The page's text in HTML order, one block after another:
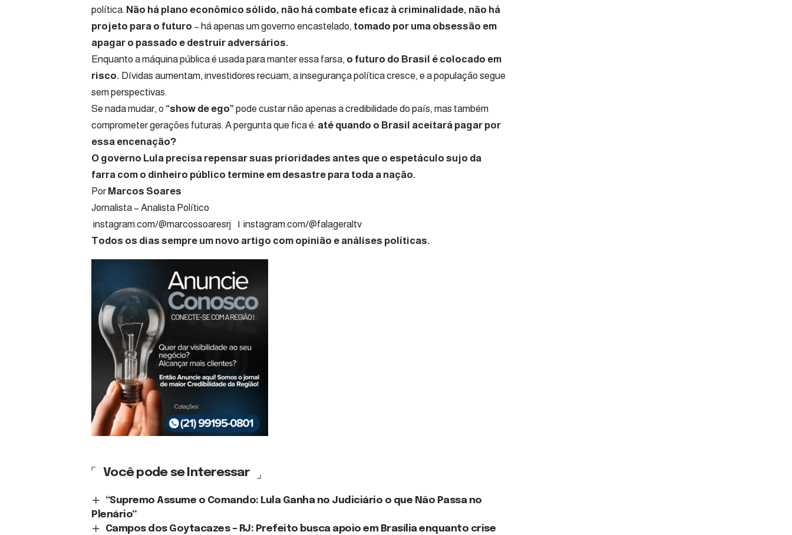
política. Não há plano econômico sólido, não há combate eficaz à criminalidade, não há
projeto para o futuro – há apenas um governo encastelado, tomado por uma obsessão em
apagar o passado e destruir adversários.
Enquanto a máquina pública é usada para manter essa farsa, o futuro do Brasil é colocado em
risco. Dívidas aumentam, investidores recuam, a insegurança política cresce, e a população segue
sem perspectivas.
Se nada mudar, o “show de ego” pode custar não apenas a credibilidade do país, mas também
comprometer gerações futuras. A pergunta que fica é: até quando o Brasil aceitará pagar por
essa encenação?
O governo Lula precisa repensar suas prioridades antes que o espetáculo sujo da
farra com o dinheiro público termine em desastre para toda a nação.
Por Marcos Soares
Jornalista – Analista Político
instagram.com/@marcossoaresrj | instagram.com/@falageraltv
Todos os dias sempre um novo artigo com opinião e análises políticas.
Você pode se Interessar
“Supremo Assume o Comando: Lula Ganha no Judiciário o que Não Passa no
Plenário”
Campos dos Goytacazes – RJ: Prefeito busca apoio em Brasília enquanto crise